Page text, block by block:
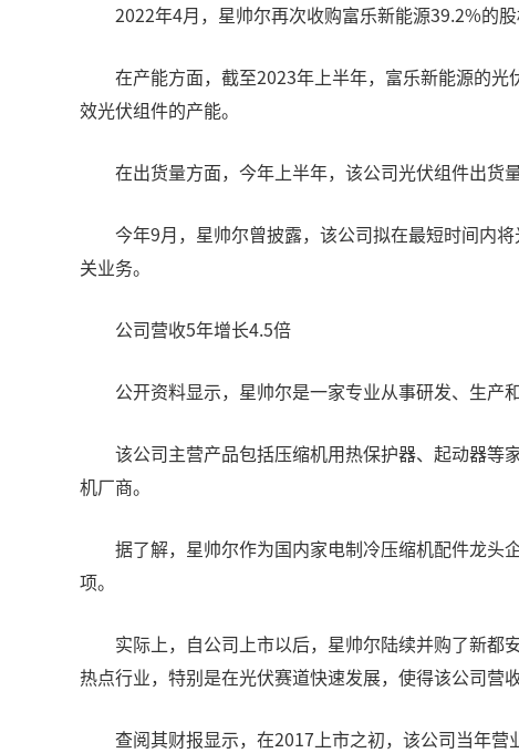
2022年4月，星帅尔再次收购富乐新能源39.2%的
在产能方面，截至2023年上半年，富乐新能源的
效光伏组件的产能。
在出货量方面，今年上半年，该公司光伏组件出货
今年9月，星帅尔曾披露，该公司拟在最短时间内
关业务。
公司营收5年增长4.5倍
公开资料显示，星帅尔是一家专业从事研发、生产
该公司主营产品包括压缩机用热保护器、起动器
机厂商。
据了解，星帅尔作为国内家电制冷压缩机配件龙头
项。
实际上，自公司上市以后，星帅尔陆续并购了新
热点行业，特别是在光伏赛道快速发展，使得该公司营
查阅其财报显示，在2017上市之初，该公司当年